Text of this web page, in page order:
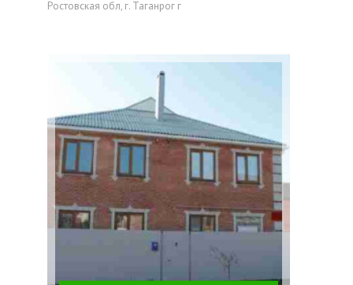
Ростовская обл, г. Таганрог г